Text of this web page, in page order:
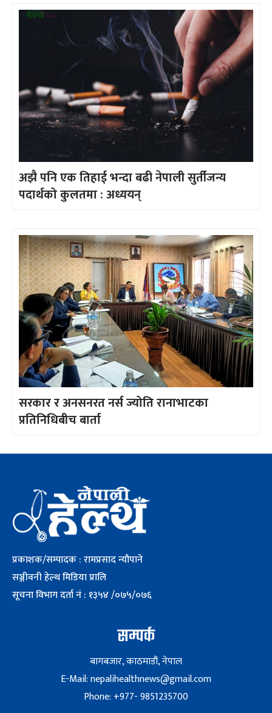
अझै पनि एक तिहाई भन्दा बढी नेपाली सुर्तीजन्य
पदार्थको कुलतमा : अध्ययन्
सरकार र अनसनरत नर्स ज्योति रानाभाटका
प्रतिनिधिबीच बार्ता
प्रकाशक/सम्पादक : रामप्रसाद न्यौपाने
सञ्जीवनी हेल्थ मिडिया प्रालि
सूचना विभाग दर्ता नं : १३५४ /०७५/०७६
सम्पर्क
बागबजार, काठमाडौं, नेपाल
E-Mail: nepalihealthnews@gmail.com
Phone: +977- 9851235700